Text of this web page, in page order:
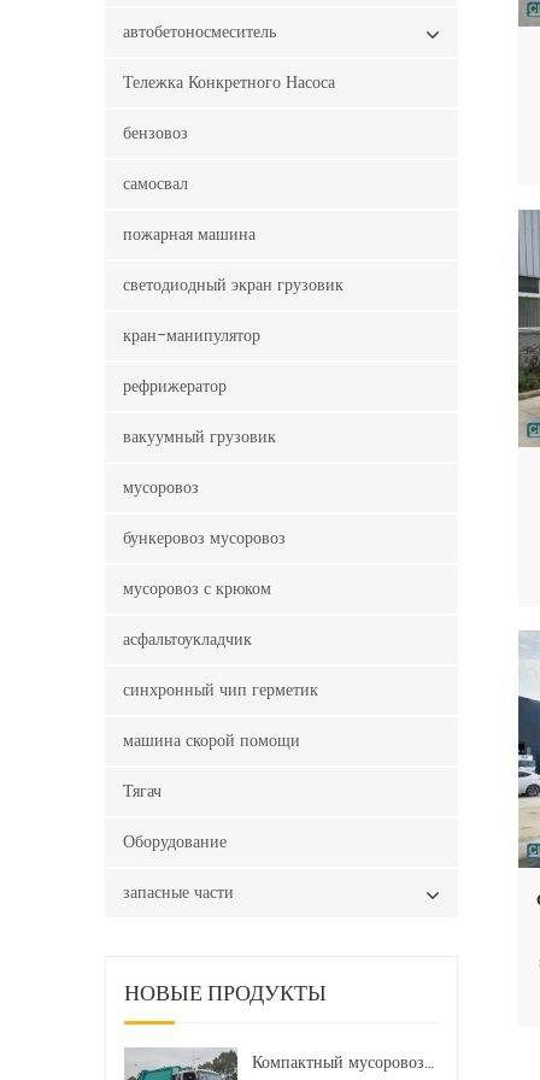
автобетоносмеситель
Тележка Конкретного Насоса
бензовоз
самосвал
пожарная машина
светодиодный экран грузовик
кран-манипулятор
рефрижератор
вакуумный грузовик
мусоровоз
бункеровоз мусоровоз
мусоровоз с крюком
асфальтоукладчик
синхронный чип герметик
машина скорой помощи
Тягач
Оборудование
запасные части
НОВЫЕ ПРОДУКТЫ
Компактный мусоровоз HOWO LHD 4x2 160 л.с. 12 куб. м